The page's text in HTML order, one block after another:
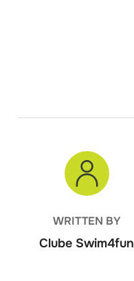
POST AUTHOR
WRITTEN BY
Clube Swim4fun